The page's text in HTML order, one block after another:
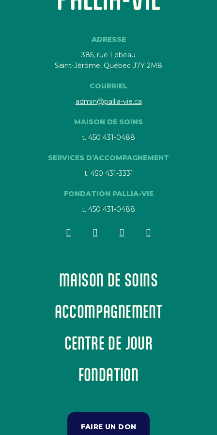
Conseil d’administration
RESSOURCES
OFFRES D’EMPLOI
ADRESSE
385, rue Lebeau
Saint-Jérôme, Québec J7Y 2M8
COURRIEL
admin@pallia-vie.ca
MAISON DE SOINS
t. 450 431-0488
SERVICES D’ACCOMPAGNEMENT
t. 450 431-3331
FONDATION PALLIA-VIE
t. 450 431-0488
MAISON DE SOINS
ACCOMPAGNEMENT
CENTRE DE JOUR
FONDATION
FAIRE UN DON